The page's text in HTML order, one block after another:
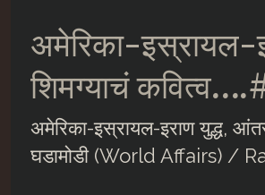
अमेरिका-इस्रायल-
शिमग्याचं
अमेरिका-इस्रायल-इराण युद्ध,
घडामोडी (World Affairs)/